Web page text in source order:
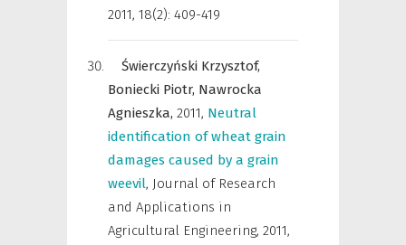
2011, 18(2): 409-419
Świerczyński Krzysztof,
Boniecki Piotr, Nawrocka
Agnieszka, 2011, Neutral
identification of wheat grain
damages caused by a grain
weevil, Journal of Research
and Applications in
Agricultural Engineering, 2011,